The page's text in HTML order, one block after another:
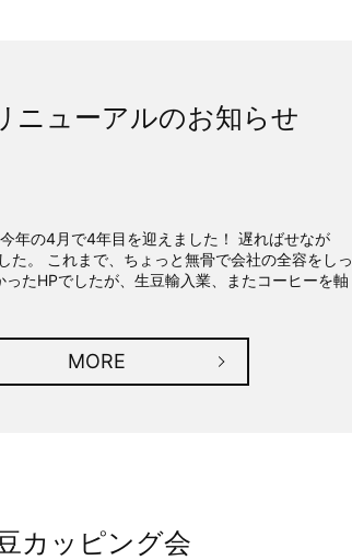
ニューアルのお知らせ
年の4月で4年目を迎えました！ 遅ればせなが
た。 これまで、ちょっと無骨で会社の全容をしっ
たHPでしたが、生豆輸入業、またコーヒーを軸
MORE
カッピング会